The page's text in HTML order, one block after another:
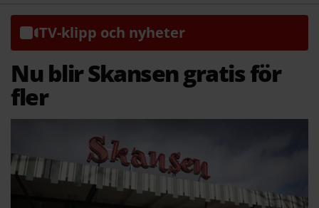
TV-klipp och nyheter
Nu blir Skansen gratis för
fler